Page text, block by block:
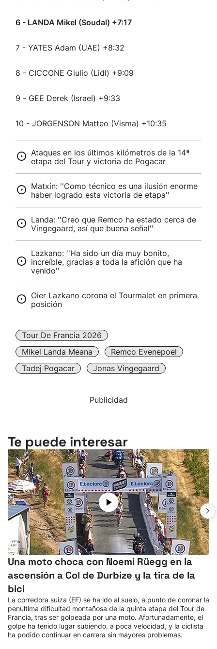
6 - LANDA Mikel (Soudal) +7:17
7 - YATES Adam (UAE) +8:32
8 - CICCONE Giulio (Lidl) +9:09
9 - GEE Derek (Israel) +9:33
10 - JORGENSON Matteo (Visma) +10:35
Ataques en los últimos kilómetros de la 14ª
etapa del Tour y victoria de Pogacar
Matxin: ''Como técnico es una ilusión enorme
haber logrado esta victoria de etapa''
Landa: ''Creo que Remco ha estado cerca de
Vingegaard, así que buena señal''
Lazkano: ''Ha sido un día muy bonito,
increíble, gracias a toda la afición que ha
venido''
Oier Lazkano corona el Tourmalet en primera
posición
Tour De Francia 2026
Mikel Landa Meana
Remco Evenepoel
Tadej Pogacar
Jonas Vingegaard
Publicidad
Te puede interesar
Una moto choca con Noemi Rüegg en la
ascensión a Col de Durbize y la tira de la
bici
La corredora suiza (EF) se ha ido al suelo, a punto de coronar la
penúltima dificultad montañosa de la quinta etapa del Tour de
Francia, tras ser golpeada por una moto. Afortunadamente, el
golpe ha tenido lugar subiendo, a poca velocidad, y la ciclista
ha podido continuar en carrera sin mayores problemas.